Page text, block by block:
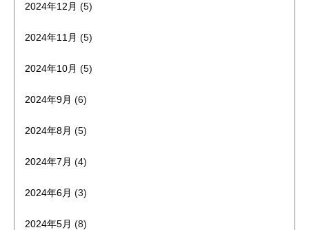
2024年12月 (5)
2024年11月 (5)
2024年10月 (5)
2024年9月 (6)
2024年8月 (5)
2024年7月 (4)
2024年6月 (3)
2024年5月 (8)